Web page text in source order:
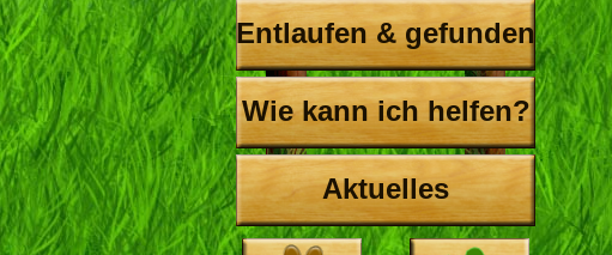
Entlaufen & gefunden
Wie kann ich helfen?
Aktuelles